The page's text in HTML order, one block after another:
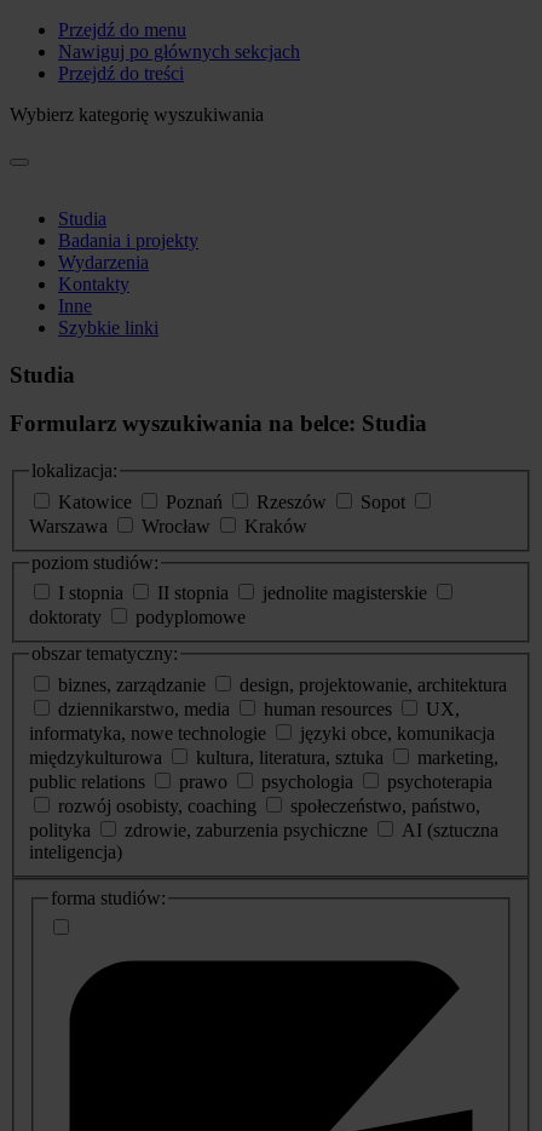
Przejdź do menu
Nawiguj po głównych sekcjach
Przejdź do treści
Wybierz kategorię wyszukiwania
Studia
Badania i projekty
Wydarzenia
Kontakty
Inne
Szybkie linki
Studia
Formularz wyszukiwania na belce: Studia
lokalizacja:
Katowice
Poznań Rzeszów
Sopot
Warszawa
Wrocław
Kraków
poziom studiów:
I stopnia
II stopnia
jednolite magisterskie
doktoraty
podyplomowe
obszar tematyczny:
biznes, zarządzanie
design, projektowanie, architektura
dziennikarstwo, media
human resources
UX,
informatyka, nowe technologie
języki obce, komunikacja
międzykulturowa
kultura, literatura, sztuka
marketing,
public relations
prawo psychologia
psychoterapia
rozwój osobisty, coaching
społeczeństwo, państwo,
polityka
zdrowie, zaburzenia psychiczne
AI (sztuczna
inteligencja)
dodatkowe
informacje
forma studiów: